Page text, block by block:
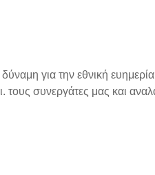
για την εθνική
τους συνεργάτες μας και